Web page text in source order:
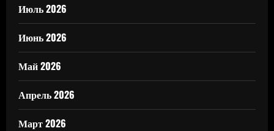
Июль 2026
Июнь 2026
Май 2026
Апрель 2026
Март 2026